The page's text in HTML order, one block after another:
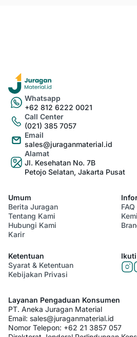
Whatsapp
+62 812 6222 0021
Call Center
(021) 385 7057
Email
sales@juraganmaterial.id
Alamat
Jl. Kesehatan No. 7B
Petojo Selatan, Jakarta Pusat
Umum
Berita Juragan
Tentang Kami
Hubungi Kami
Karir
FAQ
Ketentuan
Syarat & Ketentuan
Kebijakan Privasi
Layanan Pengaduan Konsumen
PT. Aneka Juragan Material
Email: sales@juraganmaterial.id
Nomor Telepon: +62 21 3857 057